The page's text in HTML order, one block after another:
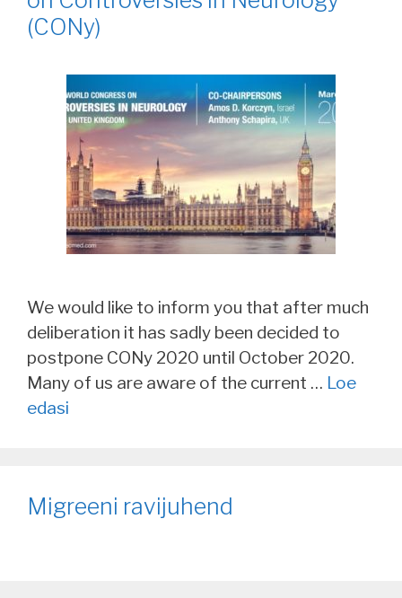
(CONy)
We would like to inform you that after much
deliberation it has sadly been decided to
postpone CONy 2020 until October 2020.
Many of us are aware of the current … Loe
edasi
Migreeni ravijuhend